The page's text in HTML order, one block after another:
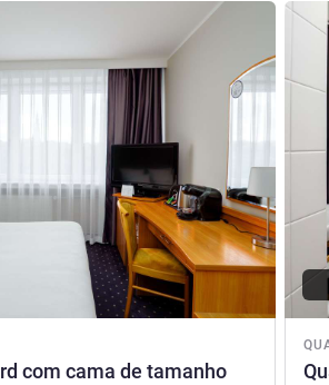
Gestão hoteleira
com cama de tamanho
Ver